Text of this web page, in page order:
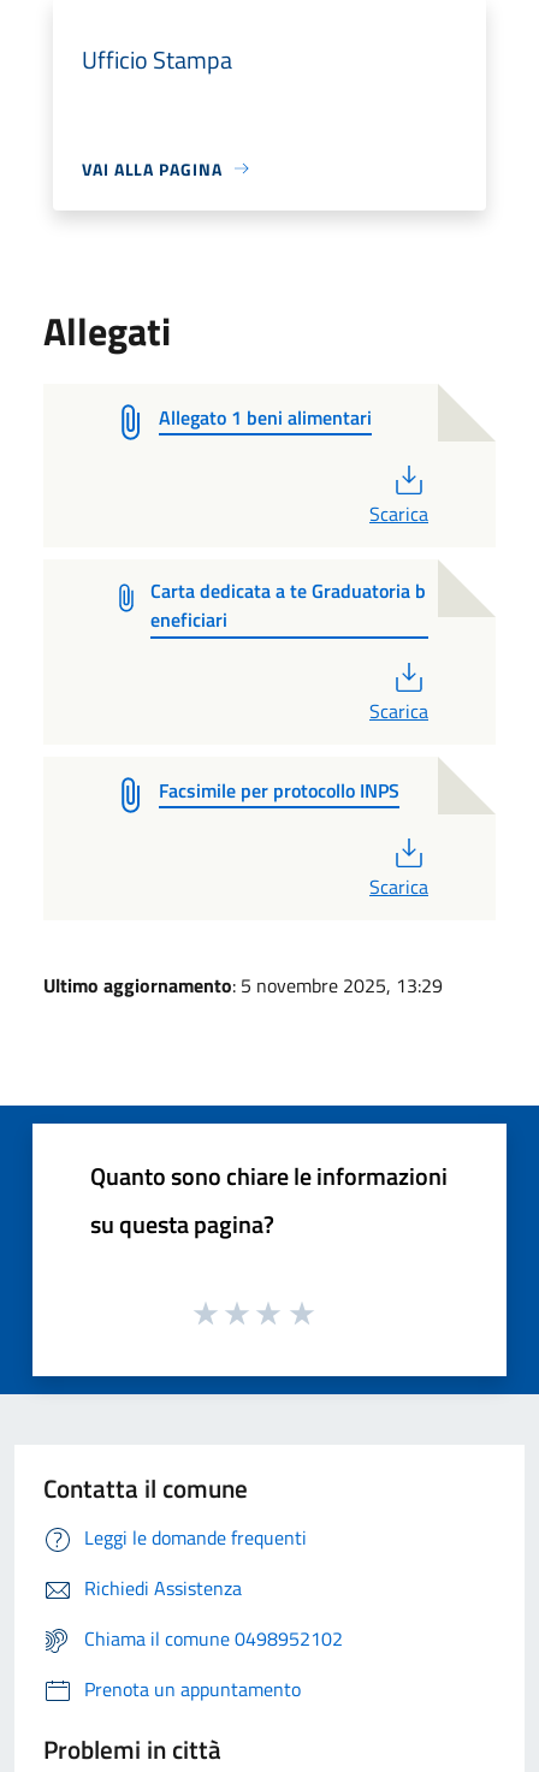
Ufficio Stampa
VAI ALLA PAGINA
Allegati
Allegato 1 beni alimentari
Scarica
Carta dedicata a te Graduatoria b
eneficiari
Scarica
Facsimile per protocollo INPS
Scarica
Ultimo aggiornamento: 5 novembre 2025, 13:29
Quanto sono chiare le informazioni
su questa pagina?
Contatta il comune
Leggi le domande frequenti
Richiedi Assistenza
Chiama il comune 0498952102
Prenota un appuntamento
Problemi in città